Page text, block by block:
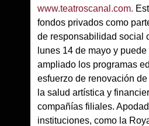
www.teatroscanal.com.
fondos privados como
de responsabilidad social
lunes 14 de mayo y
ampliado los programas
esfuerzo de renovación
la salud artística y
compañías filiales.
instituciones, como la